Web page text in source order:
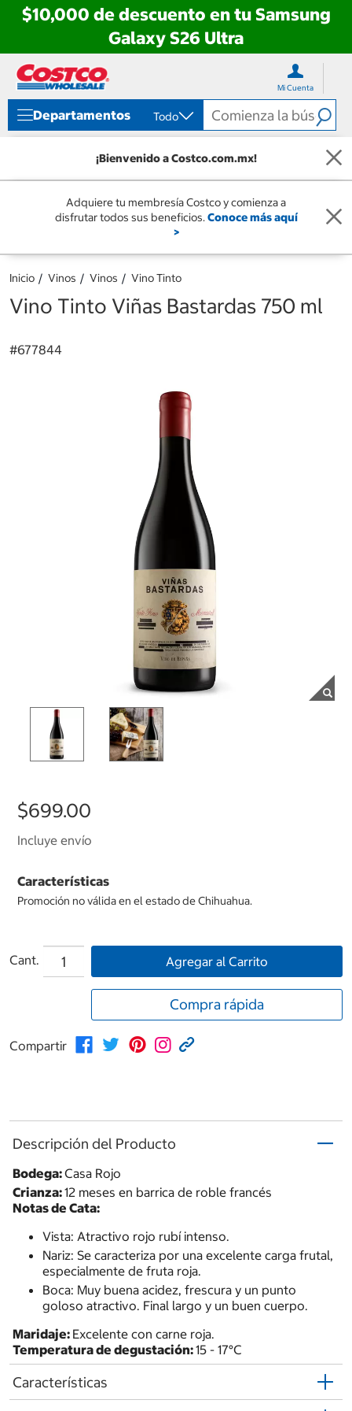
$10,000 de descuento en tu Samsung
Galaxy S26 Ultra
directo
contenido
directo
menú
navegación
Mi Cuenta
Departamentos Todo
¡Bienvenido a Costco.com.mx!
Adquiere tu membresía Costco y comienza a
disfrutar todos sus beneficios.Conoce más aquí
>
Inicio Vinos Vinos Vino Tinto
Vino Tinto Viñas Bastardas 750 ml
#677844
$699.00
Incluye envío
Características
Promoción no válida en el estado de Chihuahua.
Cant. Agregar al Carrito
Compra rápida
Compartir
Descripción del Producto
Bodega:Casa Rojo
Crianza:12 meses en barrica de roble francés
Notas de Cata:
Vista: Atractivo rojo rubí intenso.
Nariz: Se caracteriza por una excelente carga frutal,
especialmente de fruta roja.
Boca: Muy buena acidez, frescura y un punto
goloso atractivo. Final largo y un buen cuerpo.
Maridaje: Excelente con carne roja.
Temperatura de degustación:15 - 17°C
Características